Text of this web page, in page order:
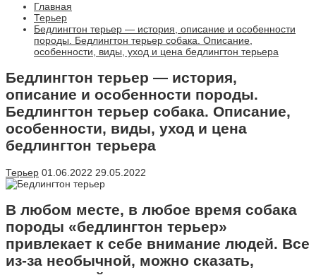
Главная
Терьер
Бедлингтон терьер — история, описание и особенности
породы. Бедлингтон терьер собака. Описание,
особенности, виды, уход и цена бедлингтон терьера
Бедлингтон терьер — история,
описание и особенности породы.
Бедлингтон терьер собака. Описание,
особенности, виды, уход и цена
бедлингтон терьера
Терьер 01.06.2022 29.05.2022
В любом месте, в любое время собака
породы «бедлингтон терьер»
привлекает к себе внимание людей. Все
из-за необычной, можно сказать,